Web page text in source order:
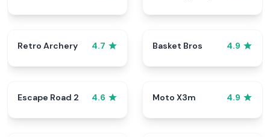
Retro Archery 4.7 Basket Bros 4.9
Escape Road 2 4.6 Moto X3m 4.9